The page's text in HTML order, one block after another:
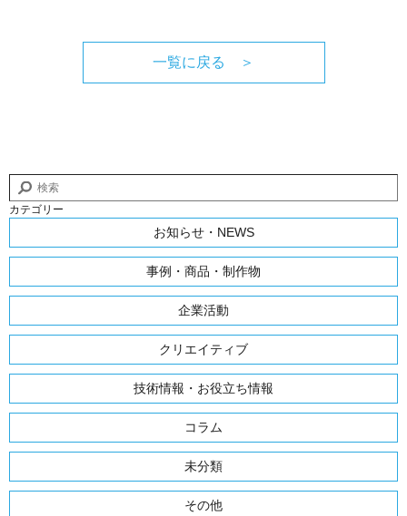
一覧に戻る ＞
カテゴリー
お知らせ・NEWS
事例・商品・制作物
企業活動
クリエイティブ
技術情報・お役立ち情報
コラム
未分類
その他